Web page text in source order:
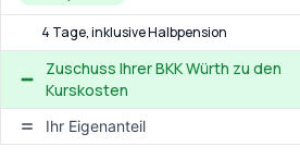
4 Tage, inklusive Halbpension
Zuschuss Ihrer BKK Würth zu den
Kurskosten
Ihr Eigenanteil